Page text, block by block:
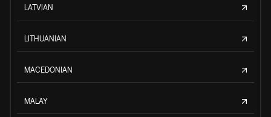
LATVIAN
LITHUANIAN
MACEDONIAN
MALAY